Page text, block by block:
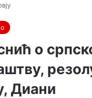
о
Диани